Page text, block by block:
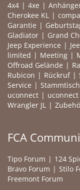
4x4 4xe
Cherokee KL
Garantie
Gladiator
Grand
Jeep Experience
limited
Meeting
Offroad Gelände
Rubicon
Rückruf
Service
Stammtisch
uconnect
uconnect
Wrangler JL
FCA
Tipo Forum 124
Bravo Forum
Stilo
Freemont Forum